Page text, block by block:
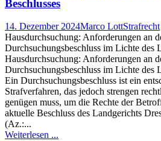
Beschlusses
14. Dezember 2024Marco LottStrafrecht
Hausdurchsuchung: Anforderungen an
Durchsuchungsbeschluss im Lichte des
Hausdurchsuchung: Anforderungen an
Durchsuchungsbeschluss im Lichte des
Ein Durchsuchungsbeschluss ist ein
Strafverfahren, das jedoch strengen
genügen muss, um die Rechte der
aktuelle Beschluss des Landgerichts
(Az.:...
Weiterlesen ...